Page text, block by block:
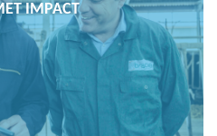
MOTORKAP
& ARBEIDSMARKT
IMPACT